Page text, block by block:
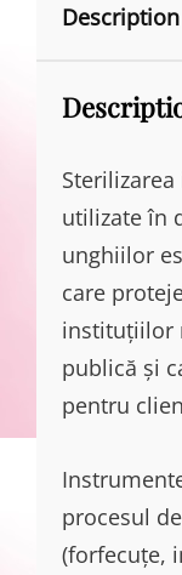
Description
utilizate în
unghiilor
care
instituțiilor
publică și
pentru
procesul
(forfecuțe,